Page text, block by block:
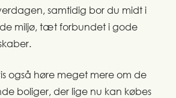
samtidig bor du midt i
miljø, tæt forbundet i gode
også høre meget mere om de
boliger, der lige nu kan købes